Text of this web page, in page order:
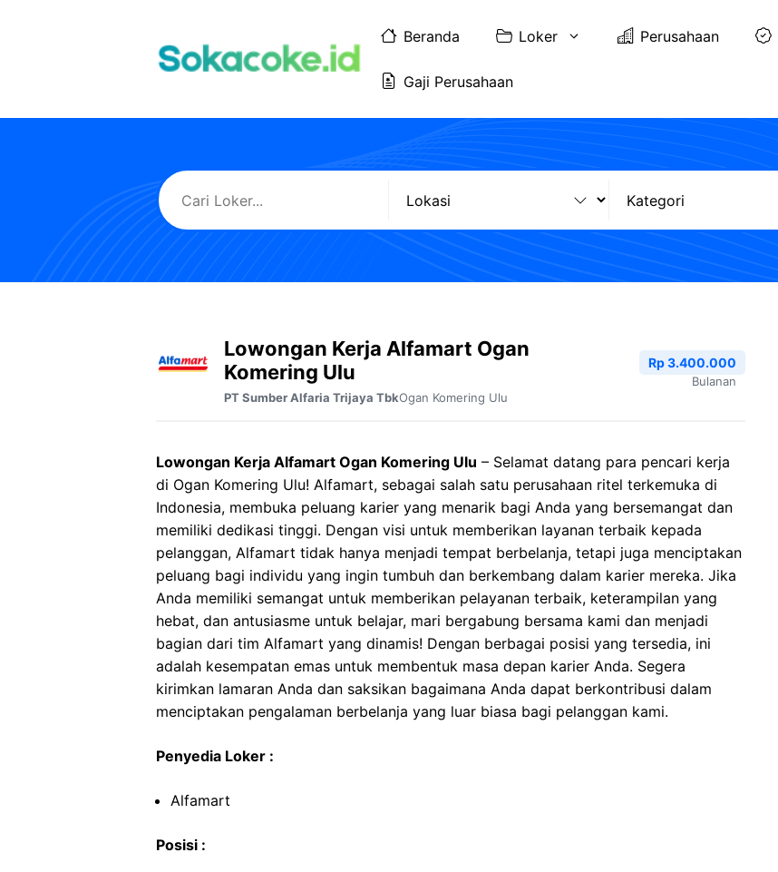
Beranda Loker Perusahaan
Gaji Perusahaan
Lowongan Kerja Alfamart Ogan
Komering Ulu
PT Sumber Alfaria Trijaya TbkOgan Komering Ulu
Rp 3.400.000
Bulanan
Lowongan Kerja Alfamart Ogan Komering Ulu – Selamat datang para pencari kerja
di Ogan Komering Ulu! Alfamart, sebagai salah satu perusahaan ritel terkemuka di
Indonesia, membuka peluang karier yang menarik bagi Anda yang bersemangat dan
memiliki dedikasi tinggi. Dengan visi untuk memberikan layanan terbaik kepada
pelanggan, Alfamart tidak hanya menjadi tempat berbelanja, tetapi juga menciptakan
peluang bagi individu yang ingin tumbuh dan berkembang dalam karier mereka. Jika
Anda memiliki semangat untuk memberikan pelayanan terbaik, keterampilan yang
hebat, dan antusiasme untuk belajar, mari bergabung bersama kami dan menjadi
bagian dari tim Alfamart yang dinamis! Dengan berbagai posisi yang tersedia, ini
adalah kesempatan emas untuk membentuk masa depan karier Anda. Segera
kirimkan lamaran Anda dan saksikan bagaimana Anda dapat berkontribusi dalam
menciptakan pengalaman berbelanja yang luar biasa bagi pelanggan kami.
Penyedia Loker :
Alfamart
Posisi :